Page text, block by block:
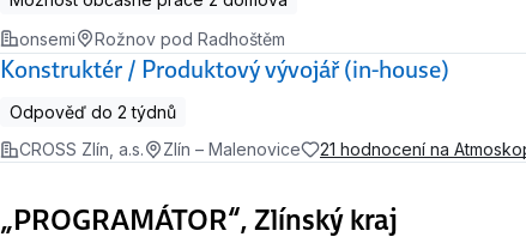
onsemi
Rožnov pod Radhoštěm
Konstruktér / Produktový vývojář (in-house)
Odpověď do 2 týdnů
CROSS Zlín, a.s.
Zlín – Malenovice 21 hodnocení na
„PROGRAMÁTOR“, Zlínský kraj